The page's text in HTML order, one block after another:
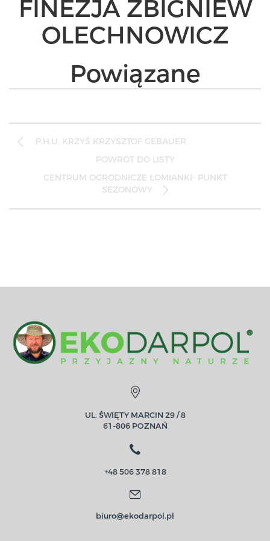
FINEZJA ZBIGNIEW
OLECHNOWICZ
Powiązane
Post
navigation
P.H.U. KRZYŚ KRZYSZTOF GEBAUER
POWRÓT DO LISTY
CENTRUM OGRODNICZE ŁOMIANKI- PUNKT
SEZONOWY
UL. ŚWIĘTY MARCIN 29 / 8
61-806 POZNAŃ
+48 506 378 818
biuro@ekodarpol.pl